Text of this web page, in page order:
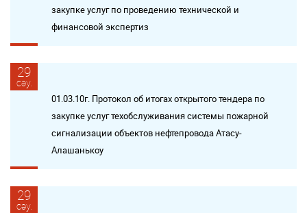
закупке услуг по проведению технической и
финансовой экспертиз
29
сәу.
01.03.10г. Протокол об итогах открытого тендера по
закупке услуг техобслуживания системы пожарной
сигнализации объектов нефтепровода Атасу-
Алашанькоу
29
сәу.